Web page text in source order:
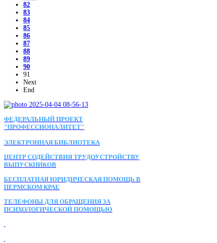
82
83
84
85
86
87
88
89
90
91
Next
End
ФЕДЕРАЛЬНЫЙ ПРОЕКТ
"ПРОФЕССИОНАЛИТЕТ"
ЭЛЕКТРОННАЯ БИБЛИОТЕКА
ЦЕНТР СОДЕЙСТВИЯ ТРУДОУСТРОЙСТВУ
ВЫПУСКНИКОВ
БЕСПЛАТНАЯ ЮРИДИЧЕСКАЯ ПОМОЩЬ В
ПЕРМСКОМ КРАЕ
ТЕЛЕФОНЫ ДЛЯ ОБРАЩЕНИЯ ЗА
ПСИХОЛОГИЧЕСКОЙ ПОМОЩЬЮ